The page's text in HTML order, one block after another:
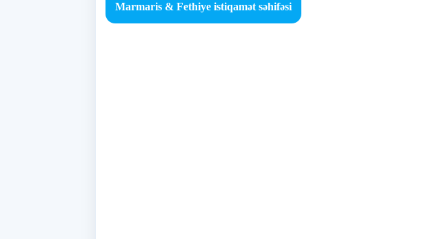
Marmaris & Fethiye istiqamət səhifəsi